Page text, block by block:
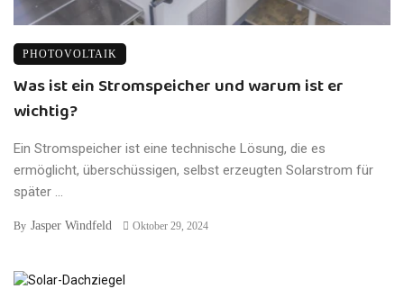
PHOTOVOLTAIK
Was ist ein Stromspeicher und warum ist er
wichtig?
Ein Stromspeicher ist eine technische Lösung, die es
ermöglicht, überschüssigen, selbst erzeugten Solarstrom für
später ...
By Jasper Windfeld Oktober 29, 2024